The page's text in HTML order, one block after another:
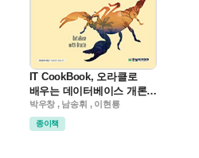
IT CookBook, 오라클로
배우는 데이터베이스 개론과
실습(2판)
박우창 , 남송휘 , 이현룡
종이책